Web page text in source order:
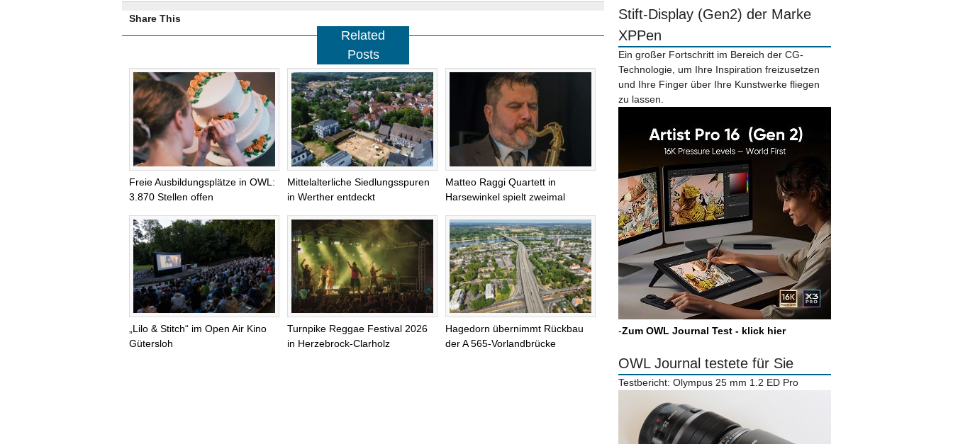
Share This
Related
Posts
Freie Ausbildungsplätze in OWL:
3.870 Stellen offen
Mittelalterliche Siedlungsspuren
in Werther entdeckt
Matteo Raggi Quartett in
Harsewinkel spielt zweimal
„Lilo & Stitch“ im Open Air Kino
Gütersloh
Turnpike Reggae Festival 2026
in Herzebrock-Clarholz
Hagedorn übernimmt Rückbau
der A 565-Vorlandbrücke
Stift-Display (Gen2) der Marke
XPPen
Ein großer Fortschritt im Bereich der CG-
Technologie, um Ihre Inspiration freizusetzen
und Ihre Finger über Ihre Kunstwerke fliegen
zu lassen.
-Zum OWL Journal Test - klick hier
OWL Journal testete für Sie
Testbericht: Olympus 25 mm 1.2 ED Pro